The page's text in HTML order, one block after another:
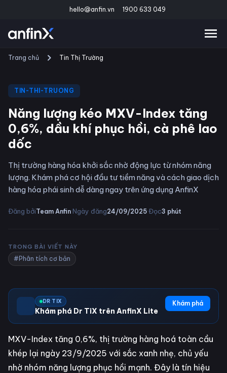
hello@anfin.vn 1900 633 049
Trang chủ Tin Thị Trường
TIN-THI-TRUONG
Năng lượng kéo MXV-Index tăng
0,6%, dầu khí phục hồi, cà phê lao
dốc
Thị trường hàng hóa khởi sắc nhờ động lực từ nhóm năng
lượng. Khám phá cơ hội đầu tư tiềm năng và cách giao dịch
hàng hóa phái sinh dễ dàng ngay trên ứng dụng AnfinX
Đăng bởiTeam Anfin·Ngày đăng24/09/2025·Đọc3 phút
TRONG BÀI VIẾT NÀY
#Phân tích cơ bản
DR TIX
Khám phá Dr TiX trên AnfinX Lite
Khám phá
MXV-Index tăng 0,6%, thị trường hàng hoá toàn cầu
khép lại ngày 23/9/2025 với sắc xanh nhẹ, chủ yếu
nhờ nhóm năng lượng phục hồi mạnh. Đây là tín hiệu